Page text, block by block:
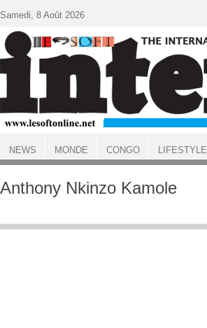
ACCUEIL
Anthony Nkinzo Kamole
Samedi, 8 Août 2026
NEWS MONDE CONGO LIFESTYLE